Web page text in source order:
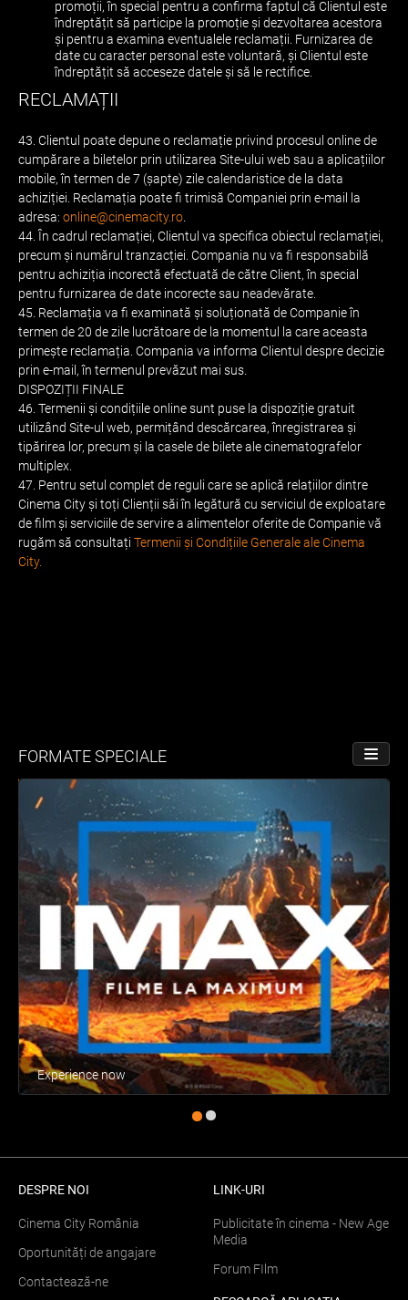
promoții, în special pentru a confirma faptul că Clientul este
îndreptățit să participe la promoție și dezvoltarea acestora
și pentru a examina eventualele reclamații. Furnizarea de
date cu caracter personal este voluntară, și Clientul este
îndreptățit să acceseze datele și să le rectifice.
RECLAMAȚII
43. Clientul poate depune o reclamație privind procesul online de
cumpărare a biletelor prin utilizarea Site-ului web sau a aplicațiilor
mobile, în termen de 7 (șapte) zile calendaristice de la data
achiziției. Reclamația poate fi trimisă Companiei prin e-mail la
adresa: online@cinemacity.ro
44. În cadrul reclamației, Clientul va specifica obiectul reclamației,
precum și numărul tranzacției. Compania nu va fi responsabilă
pentru achiziția incorectă efectuată de către Client, în special
pentru furnizarea de date incorecte sau neadevărate.
45. Reclamația va fi examinată și soluționată de Companie în
termen de 20 de zile lucrătoare de la momentul la care aceasta
primește reclamația. Compania va informa Clientul despre decizie
prin e-mail, în termenul prevăzut mai sus.
DISPOZIȚII FINALE
46. Termenii și condițiile online sunt puse la dispoziție gratuit
utilizând Site-ul web, permițând descărcarea, înregistrarea și
tipărirea lor, precum și la casele de bilete ale cinematografelor
multiplex.
47. Pentru setul complet de reguli care se aplică relațiilor dintre
Cinema City și toți Clienții săi în legătură cu serviciul de exploatare
de film și serviciile de servire a alimentelor oferite de Companie vă
rugăm să consultați Termenii și Condițiile Generale ale Cinema
City.
FORMATE SPECIALE
Experience now
DESPRE NOI
Cinema City România
Oportunități de angajare
Contactează-ne
LINK-URI
Publicitate în cinema - New Age
Media
Forum FIlm